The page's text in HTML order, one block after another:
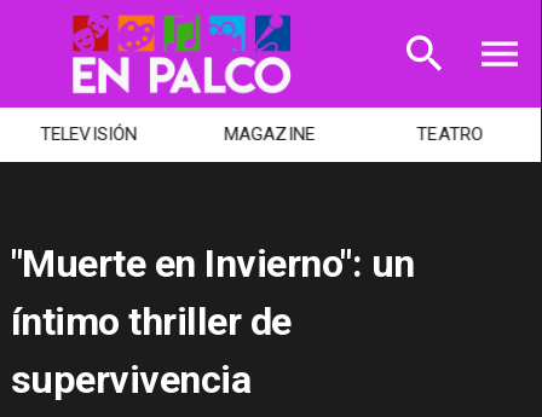
TELEVISIÓN MAGAZINE TEATRO
"Muerte en Invierno": un
íntimo thriller de
supervivencia